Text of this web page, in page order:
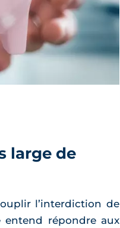
large de
l’interdiction de
entend répondre aux